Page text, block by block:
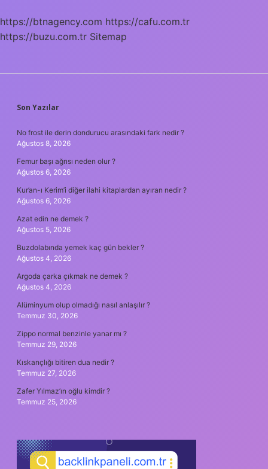
Zaman
Yaptı
https://btnagency.com https://cafu.com.tr
https://buzu.com.tr Sitemap
SIDEBAR
Son Yazılar
No frost ile derin dondurucu arasındaki fark nedir ?
Ağustos 8, 2026
Femur başı ağrısı neden olur ?
Ağustos 6, 2026
Kur’an-ı Kerim’i diğer ilahi kitaplardan ayıran nedir ?
Ağustos 6, 2026
Azat edin ne demek ?
Ağustos 5, 2026
Buzdolabında yemek kaç gün bekler ?
Ağustos 4, 2026
Argoda çarka çıkmak ne demek ?
Ağustos 4, 2026
Alüminyum olup olmadığı nasıl anlaşılır ?
Temmuz 30, 2026
Zippo normal benzinle yanar mı ?
Temmuz 29, 2026
Kıskançlığı bitiren dua nedir ?
Temmuz 27, 2026
Zafer Yılmaz’ın oğlu kimdir ?
Temmuz 25, 2026